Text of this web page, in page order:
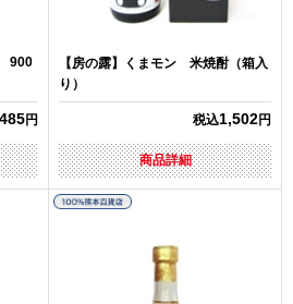
900
円
【房の露】くまモン 米焼酎（箱入
り）
税込1,502円
商品詳細